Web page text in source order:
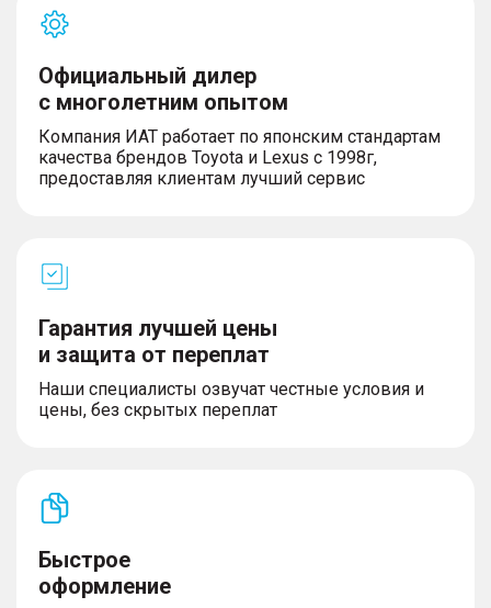
Официальный дилер
с многолетним опытом
Компания ИАТ работает по японским стандартам
качества брендов Toyota и Lexus с 1998г,
предоставляя клиентам лучший сервис
Гарантия лучшей цены
и защита от переплат
Наши специалисты озвучат честные условия и
цены, без скрытых переплат
Быстрое
оформление